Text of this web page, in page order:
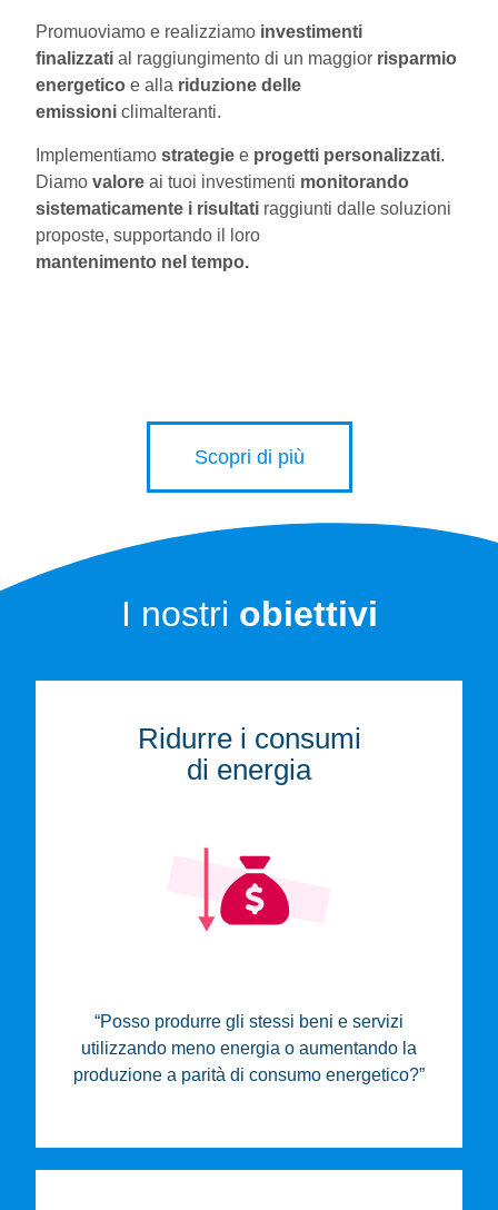
Promuoviamo e realizziamo investimenti
finalizzati al raggiungimento di un maggior risparmio
energetico e alla riduzione delle
emissioni climalteranti.
Implementiamostrategie e progetti personalizzati.
Diamo valore ai tuoi investimenti monitorando
sistematicamente i risultati raggiunti dalle soluzioni
proposte, supportando il loro
mantenimento nel tempo.
Scopri di più
I nostri obiettivi
Ridurre i consumi
di energia
“Posso produrre gli stessi beni e servizi
utilizzando meno energia o aumentando la
produzione a parità di consumo energetico?”